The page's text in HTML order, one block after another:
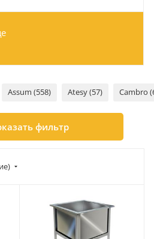
Assum (558) Atesy (57) Cambro
фильтр